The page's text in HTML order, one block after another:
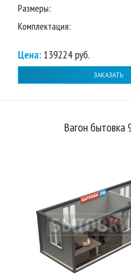
Размеры:
Комплектация:
Цена: 139224 руб.
ЗАКАЗАТЬ
Вагон бытовка